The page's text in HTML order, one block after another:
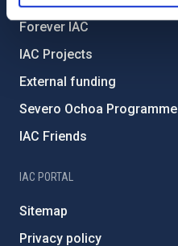
Forever IAC
IAC Projects
External funding
Severo Ochoa Programme
IAC Friends
IAC PORTAL
Sitemap
Privacy policy